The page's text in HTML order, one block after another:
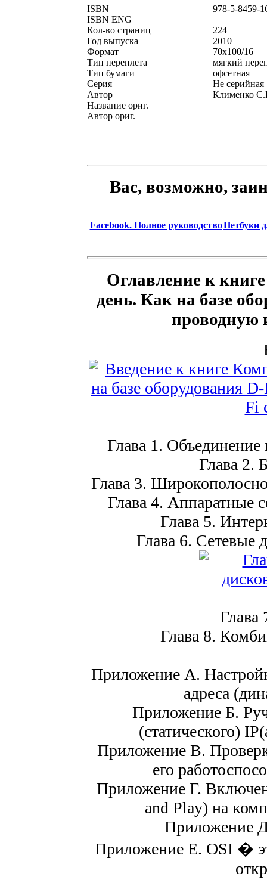
ISBN
978-5-8459-
ISBN ENG
Кол-во страниц
224
Год выпуска
2010
Формат
70x100/16
Тип переплета
мягкий
Тип бумаги
офсетная
Серия
Не серийная
Автор
Клименко
Название ориг.
Автор ориг.
Вас, возможно,
Facebook. Полное руководствоНетбуки
Оглавление к
день. Как на базе
проводную
Глава 1.
Глава 2.
Глава 3.
Глава 4. Аппаратные
Глава 5.
Глава 6. Сетевые
Глава
Глава 8.
Приложение А.
адреса
Приложение Б.
(статического)
Приложение В.
его
Приложение Г.
and Play) на
Приложение
Приложение Е. OSI �